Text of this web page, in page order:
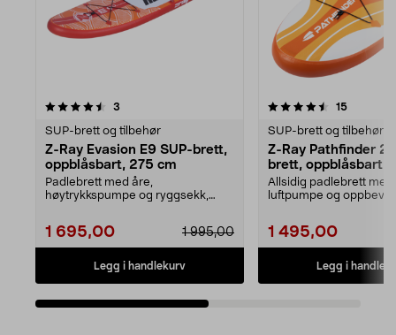
3
SUP-brett og tilbehør
Z-Ray Evasion E9 SUP-brett,
oppblåsbart, 275 cm
Padlebrett med åre,
høytrykkspumpe og ryggsekk,
1 995,00
1 695,00
Legg i handlekurv
4.5av 5 stjerner 15
SUP-brett og tilbehør
Z-Ray Pathfinder
brett, oppblåsbart,
Allsidig padlebrett med
luftpumpe og
1 495,00
Legg i
0.0 av 5 stjerner